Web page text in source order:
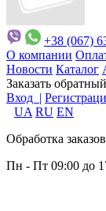
+38 (067)
О компании
Новости Каталог
Заказать
Вход |
UA RU EN
Обработка заказов
Пн - Пт 09:00 до